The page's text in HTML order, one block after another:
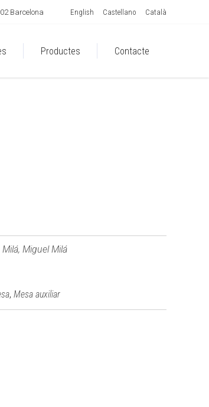
Barcelona English Castellano Català
Productes Contacte
Miguel Milá
, Mesa auxiliar